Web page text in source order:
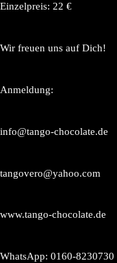
Einzelpreis: 22 €
Wir freuen uns auf Dich!
Anmeldung:
info@tango-chocolate.de
tangovero@yahoo.com
www.tango-chocolate.de
WhatsApp: 0160-8230730